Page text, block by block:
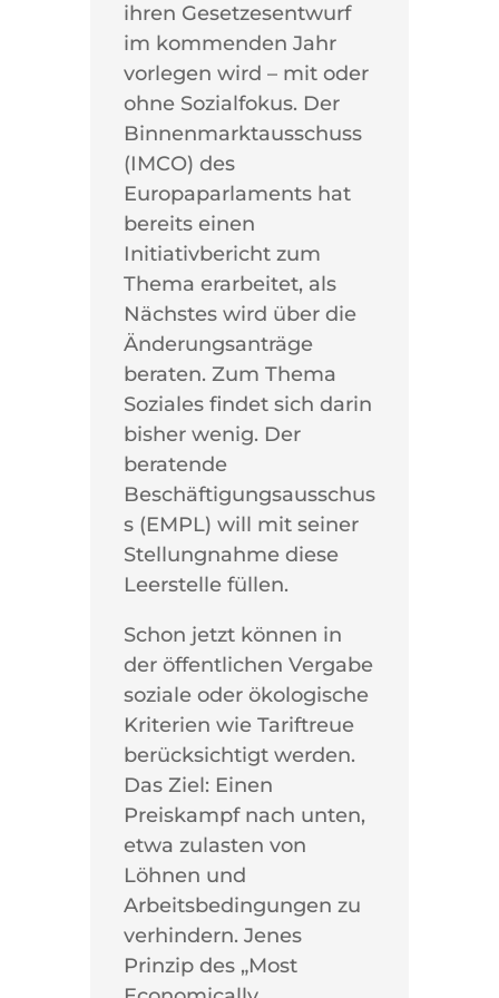
ihren Gesetzesentwurf
im kommenden Jahr
vorlegen wird – mit oder
ohne Sozialfokus. Der
Binnenmarktausschuss
(IMCO) des
Europaparlaments hat
bereits einen
Initiativbericht zum
Thema erarbeitet, als
Nächstes wird über die
Änderungsanträge
beraten. Zum Thema
Soziales findet sich darin
bisher wenig. Der
beratende
Beschäftigungsausschus
s (EMPL) will mit seiner
Stellungnahme diese
Leerstelle füllen.
Schon jetzt können in
der öffentlichen Vergabe
soziale oder ökologische
Kriterien wie Tariftreue
berücksichtigt werden.
Das Ziel: Einen
Preiskampf nach unten,
etwa zulasten von
Löhnen und
Arbeitsbedingungen zu
verhindern. Jenes
Prinzip des „Most